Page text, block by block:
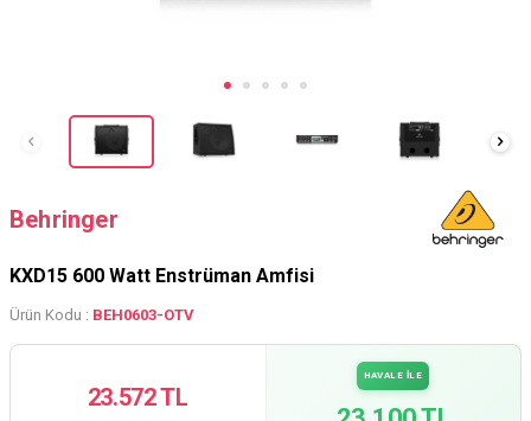
Behringer
KXD15 600 Watt Enstrüman Amfisi
Ürün Kodu : BEH0603-OTV
23.572 TL
HAVALE İLE